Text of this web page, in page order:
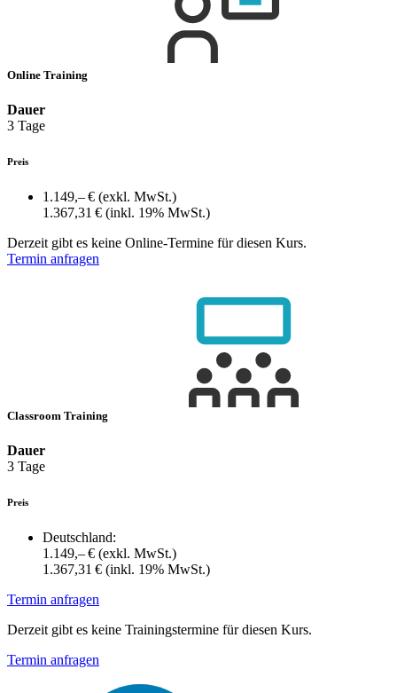
Online Training
Dauer
3 Tage
Preis
1.149,– € (exkl. MwSt.)
1.367,31 € (inkl. 19% MwSt.)
Derzeit gibt es keine Online-Termine für diesen Kurs.
Termin anfragen
Classroom Training
Dauer
3 Tage
Preis
Deutschland:
1.149,– € (exkl. MwSt.)
1.367,31 € (inkl. 19% MwSt.)
Termin anfragen
Derzeit gibt es keine Trainingstermine für diesen Kurs.
Termin anfragen